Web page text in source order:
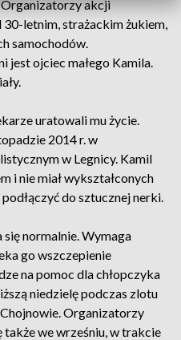
Organizatorzy akcji
letnim, strażackim żukiem,
samochodów.
jest ojciec małego Kamila.
uratowali mu życie.
2014 r. w
w Legnicy. Kamil
i nie miał wykształconych
podłączyć do sztucznej nerki.
normalnie. Wymaga
go wszczepienie
na pomoc dla chłopczyka
niedzielę podczas zlotu
Organizatorzy
we wrześniu, w trakcie